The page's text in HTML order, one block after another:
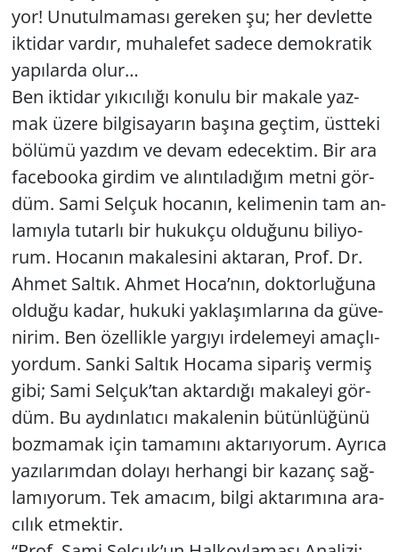
yor! Unu­tul­ma­ma­sı ge­re­ken şu; her dev­let­te
ik­ti­dar var­dır, mu­ha­le­fet sa­de­ce de­mok­ra­tik
ya­pı­lar­da olur…
Ben ik­ti­dar yı­kı­cı­lı­ğı ko­nu­lu bir ma­ka­le yaz­
mak üzere bil­gi­sa­ya­rın ba­şı­na geç­tim, üst­te­ki
bö­lü­mü yaz­dım ve devam ede­cek­tim. Bir ara
fa­ce­bo­oka gir­dim ve alın­tı­la­dı­ğım metni gör­
düm. Sami Sel­çuk ho­ca­nın, ke­li­me­nin tam an­
la­mıy­la tu­tar­lı bir hu­kuk­çu ol­du­ğu­nu bi­li­yo­
rum. Ho­ca­nın ma­ka­le­si­ni ak­ta­ran, Prof. Dr.
Ahmet Sal­tık. Ahmet Hoca’nın, dok­tor­lu­ğu­na
ol­du­ğu kadar, hu­ku­ki yak­la­şım­la­rı­na da gü­ve­
ni­rim. Ben özel­lik­le yar­gı­yı ir­de­le­me­yi amaç­lı­
yor­dum. Sanki Sal­tık Ho­ca­ma si­pa­riş ver­miş
gibi; Sami Sel­çuk’tan ak­tar­dı­ğı ma­ka­le­yi gör­
düm. Bu ay­dın­la­tı­cı ma­ka­le­nin bü­tün­lü­ğü­nü
boz­ma­mak için ta­ma­mı­nı ak­ta­rı­yo­rum. Ay­rı­ca
ya­zı­la­rım­dan do­la­yı her­han­gi bir ka­zanç sağ­
la­mı­yo­rum. Tek ama­cım, bilgi ak­ta­rı­mı­na ara­
cı­lık et­mek­tir.
Yerel